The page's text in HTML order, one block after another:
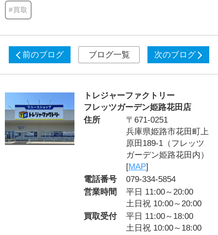
#買取
前のブログ ブログ一覧 次のブログ
トレジャーファクトリー
フレッツガーデン姫路花田店
住所
〒671-0251
兵庫県姫路市花田町上
原田189-1（フレッツ
ガーデン姫路花田内）
[MAP]
電話番号
079-334-5854
営業時間
平日 11:00～20:00
土日祝 10:00～20:00
買取受付
平日 11:00～18:00
土日祝 10:00～18:00